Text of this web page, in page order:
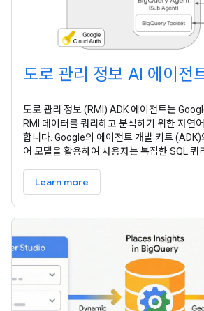
도로 관리 정보 AI 에이전
도로 관리 정보 (RMI) ADK 에이전트는
RMI 데이터를 쿼리하고 분석하기 위한 자연
합니다. Google의 에이전트 개발 키트
어 모델을 활용하여 사용자는 복잡한 SQL 쿼
한 통계를 추출할 수 있습니다. 이 아키텍처는
자 상호작용을 계획하고
Learn more